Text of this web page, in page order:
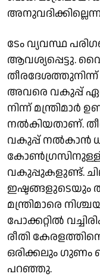
ടേം വ്യവസ്ഥ
ആവശ്യപ്പെട്ടു.
തീരദേശത്തുനിന്ന്
അവരെ വകുപ്പ്
നിന്ന് മന്ത്രിമാർ
നൽകിയതാണ്.
വകുപ്പ് നൽകാൻ
വകുപ്പുകളുണ്ട്.
ഇഷ്ടങ്ങളുടെയും
മന്ത്രിമാരെ
പോക്കറ്റിൽ
രീതി
ഒരിക്കലും ഗുണം
പറഞ്ഞു.